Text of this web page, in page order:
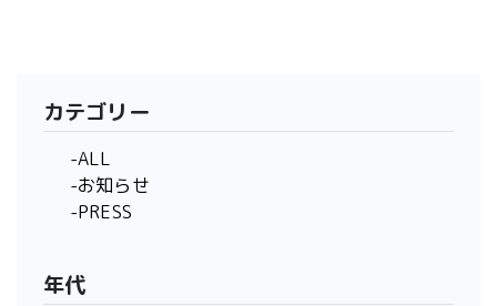
カテゴリー
-ALL
-お知らせ
-PRESS
年代